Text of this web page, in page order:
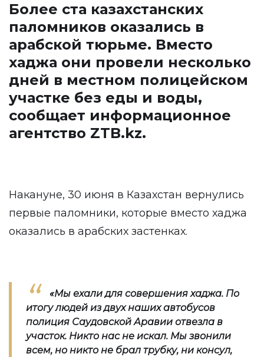
Более ста казахстанских
паломников оказались в
арабской тюрьме. Вместо
хаджа они провели несколько
дней в местном полицейском
участке без еды и воды,
сообщает информационное
агентство ZTB.kz.
Накануне, 30 июня в Казахстан вернулись
первые паломники, которые вместо хаджа
оказались в арабских застенках.
«Мы ехали для совершения хаджа. По
итогу людей из двух наших автобусов
полиция Саудовской Аравии отвезла в
участок. Никто нас не искал. Мы звонили
всем, но никто не брал трубку, ни консул,